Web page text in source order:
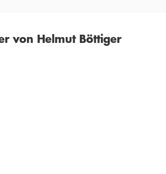
von Helmut Böttiger